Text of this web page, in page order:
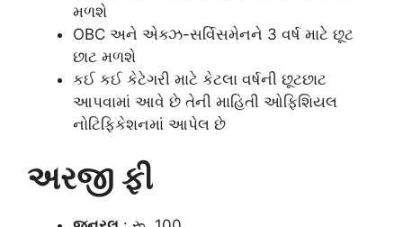
મળશે
OBC અને એક્ઝ-સર્વિસમેનને 3 વર્ષ માટે છૂટ
છાટ મળશે
કઈ કઈ કેટેગરી માટે કેટલા વર્ષની છૂટછાટ
આપવામાં આવે છે તેની માહિતી ઓફિશિયલ
નોટિફિકેશનમાં આપેલ છે
અરજી ફી